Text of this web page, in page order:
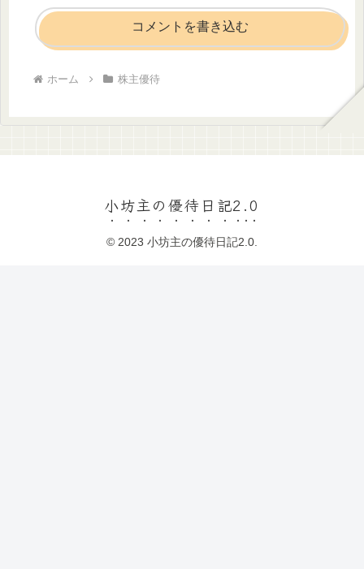
コメントを書き込む
ホーム 株主優待
小坊主の優待日記2.0
© 2023 小坊主の優待日記2.0.